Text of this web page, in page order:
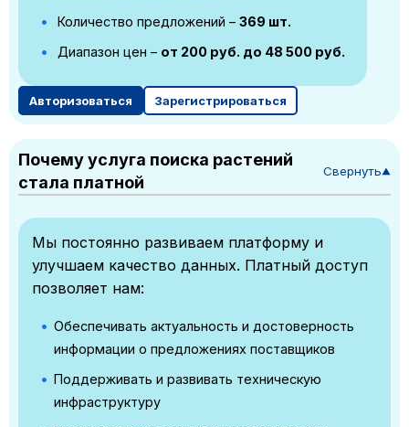
Количество предложений – 369 шт.
Диапазон цен – от 200 руб. до 48 500 руб.
Авторизоваться Зарегистрироваться
Почему услуга поиска растений
стала платной
Свернуть▼
Мы постоянно развиваем платформу и
улучшаем качество данных. Платный доступ
позволяет нам:
Обеспечивать актуальность и достоверность
информации о предложениях поставщиков
Поддерживать и развивать техническую
инфраструктуру